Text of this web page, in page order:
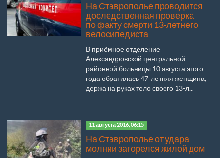
На Ставрополье проводится
доследственная проверка
по факту смерти 13-летнего
велосипедиста
В приёмное отделение
Александровской центральной
районной больницы 10 августа этого
года обратилась 47-летняя женщина,
держа на руках тело своего 13-л...
11 августа 2016, 06:15
На Ставрополье от удара
молнии загорелся жилой дом